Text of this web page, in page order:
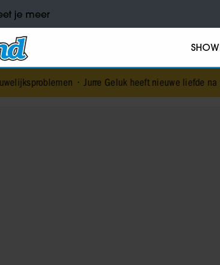
je meer
•Jurre Geluk heeft nieuwe liefde na verbroken